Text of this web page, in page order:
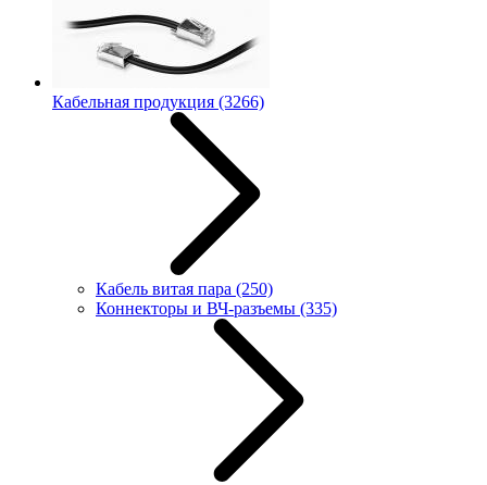
Кабельная продукция (3266)
Кабель витая пара (250)
Коннекторы и ВЧ-разъемы (335)